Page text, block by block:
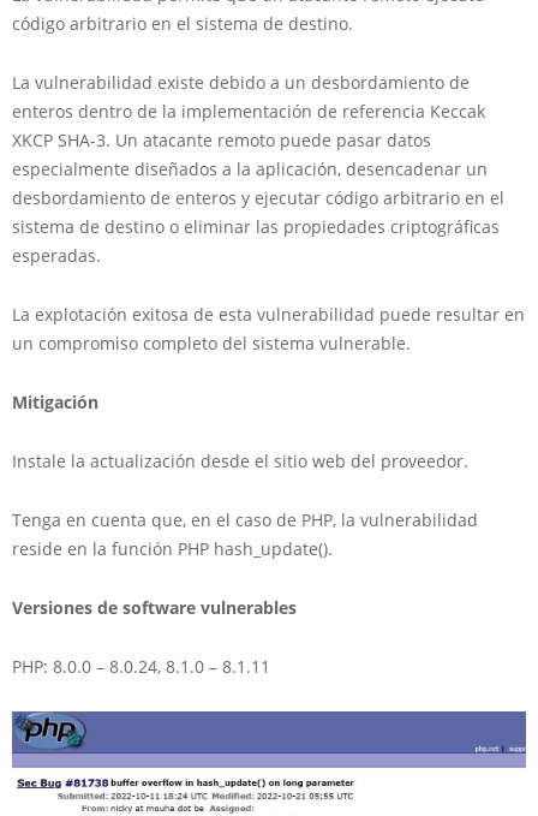
código arbitrario en el sistema de destino.
La vulnerabilidad existe debido a un desbordamiento de
enteros dentro de la implementación de referencia Keccak
XKCP SHA-3. Un atacante remoto puede pasar datos
especialmente diseñados a la aplicación, desencadenar un
desbordamiento de enteros y ejecutar código arbitrario en el
sistema de destino o eliminar las propiedades criptográficas
esperadas.
La explotación exitosa de esta vulnerabilidad puede resultar en
un compromiso completo del sistema vulnerable.
Mitigación
Instale la actualización desde el sitio web del proveedor.
Tenga en cuenta que, en el caso de PHP, la vulnerabilidad
reside en la función PHP hash_update().
Versiones de software vulnerables
PHP: 8.0.0 – 8.0.24, 8.1.0 – 8.1.11